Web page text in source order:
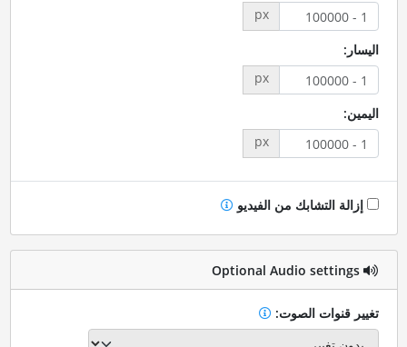
px
اليسار:
px
اليمين:
px
إزالة التشابك من الفيديو
Optional Audio settings
تغيير قنوات الصوت: